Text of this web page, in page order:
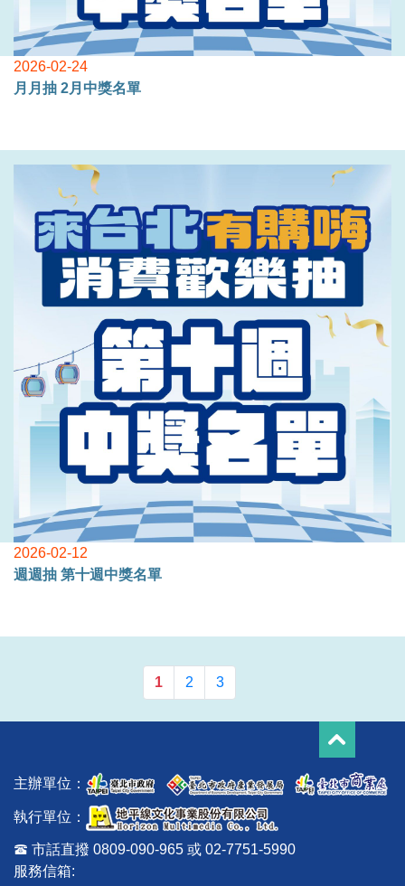
2026-02-24
月月抽 2月中獎名單
2026-02-12
週週抽 第十週中獎名單
1 2 3
主辦單位：
執行單位：
市話直撥 0809-090-965 或 02-7751-5990
服務信箱: